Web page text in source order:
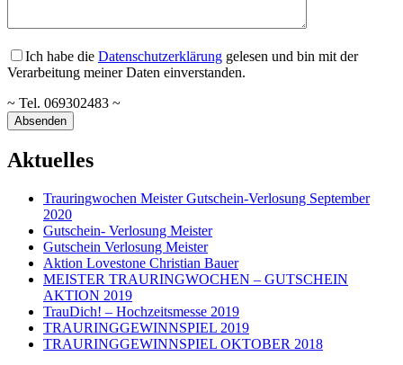
Ich habe die Datenschutzerklärung gelesen und bin mit der
Verarbeitung meiner Daten einverstanden.
~ Tel. 069302483 ~
Aktuelles
Trauringwochen Meister Gutschein-Verlosung September
2020
Gutschein- Verlosung Meister
Gutschein Verlosung Meister
Aktion Lovestone Christian Bauer
MEISTER TRAURINGWOCHEN – GUTSCHEIN
AKTION 2019
TrauDich! – Hochzeitsmesse 2019
TRAURINGGEWINNSPIEL 2019
TRAURINGGEWINNSPIEL OKTOBER 2018